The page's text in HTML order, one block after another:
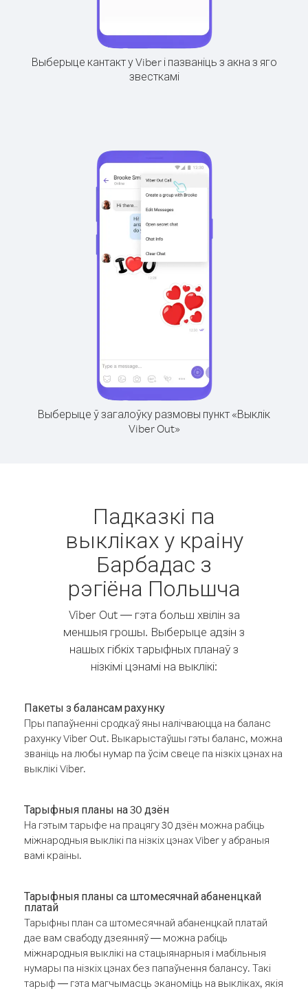
Выберыце кантакт у Viber і пазваніць з акна з яго
звесткамі
Выберыце ў загалоўку размовы пункт «Выклік
Viber Out»
Падказкі па
выкліках у краіну
Барбадас з
рэгіёна Польшча
Viber Out — гэта больш хвілін за
меншыя грошы. Выберыце адзін з
нашых гібкіх тарыфных планаў з
нізкімі цэнамі на выклікі:
Пакеты з балансам рахунку
Пры папаўненні сродкаў яны налічваюцца на баланс
рахунку Viber Out. Выкарыстаўшы гэты баланс, можна
званіць на любы нумар па ўсім свеце па нізкіх цэнах на
выклікі Viber.
Тарыфныя планы на 30 дзён
На гэтым тарыфе на працягу 30 дзён можна рабіць
міжнародныя выклікі па нізкіх цэнах Viber у абраныя
вамі краіны.
Тарыфныя планы са штомесячнай абаненцкай
платай
Тарыфны план са штомесячнай абаненцкай платай
дае вам свабоду дзеянняў — можна рабіць
міжнародныя выклікі на стацыянарныя і мабільныя
нумары па нізкіх цэнах без папаўнення балансу. Такі
тарыф — гэта магчымасць эканоміць на выкліках, якія